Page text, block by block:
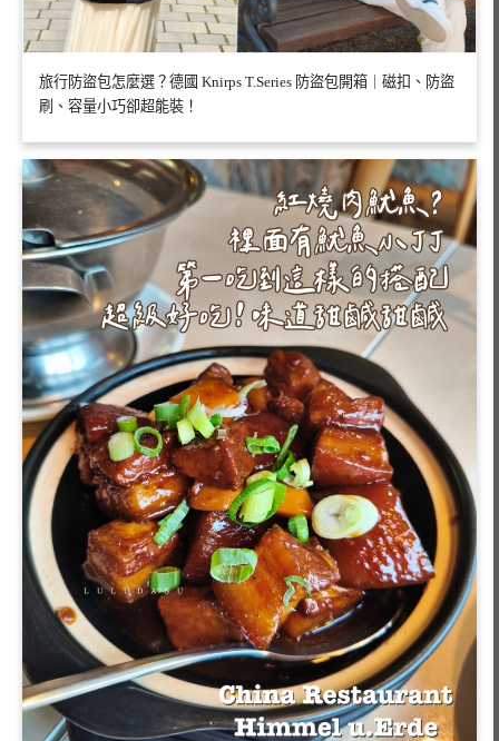
旅行防盜包怎麼選？德國 Knirps T.Series 防盜包開箱｜磁扣、防盜
刷、容量小巧卻超能裝！